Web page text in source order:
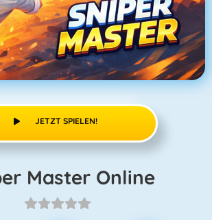
JETZT SPIELEN!
Master Online